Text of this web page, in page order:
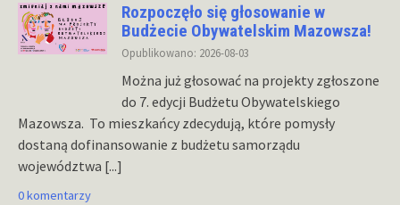
Rozpoczęło się głosowanie w
Budżecie Obywatelskim Mazowsza!
Opublikowano: 2026-08-03
Można już głosować na projekty zgłoszone
do 7. edycji Budżetu Obywatelskiego
Mazowsza. To mieszkańcy zdecydują, które pomysły
dostaną dofinansowanie z budżetu samorządu
województwa [...]
0 komentarzy